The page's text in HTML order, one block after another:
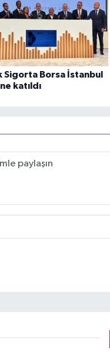
Sigorta Borsa İstanbul
katıldı